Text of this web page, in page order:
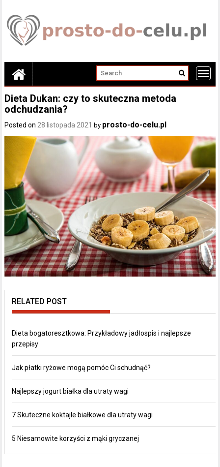
content
Dieta Dukan: czy to skuteczna metoda
odchudzania?
Posted on28 listopada 2021 by prosto-do-celu.pl
RELATED POST
Dieta bogatoresztkowa: Przykładowy jadłospis i najlepsze
przepisy
Jak płatki ryżowe mogą pomóc Ci schudnąć?
Najlepszy jogurt białka dla utraty wagi
7 Skuteczne koktajle białkowe dla utraty wagi
5 Niesamowite korzyści z mąki gryczanej